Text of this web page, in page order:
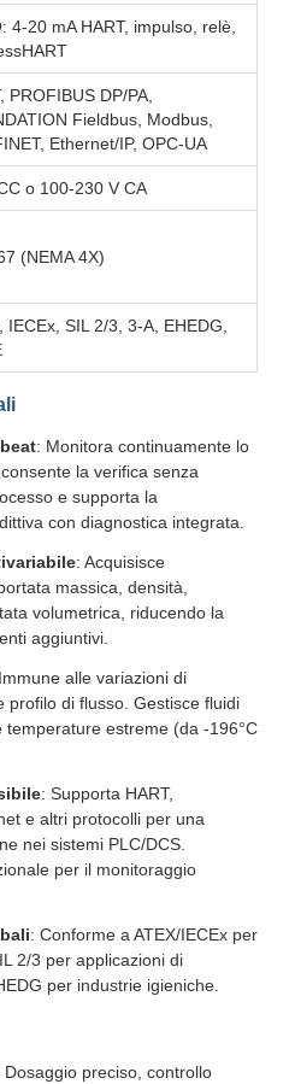
4-20 mA HART, impulso, relè,
PROFIBUS DP/PA,
Fieldbus, Modbus,
Ethernet/IP, OPC-UA
o 100-230 V CA
(NEMA 4X)
IECEx, SIL 2/3, 3-A, EHEDG,
: Monitora continuamente lo
la verifica senza
e supporta la
con diagnostica integrata.
: Acquisisce
massica, densità,
volumetrica, riducendo la
aggiuntivi.
alle variazioni di
profilo di flusso. Gestisce fluidi
temperature estreme (da -196°C
: Supporta HART,
e altri protocolli per una
nei sistemi PLC/DCS.
per il monitoraggio
: Conforme a ATEX/IECEx per
2/3 per applicazioni di
per industrie igieniche.
Dosaggio preciso, controllo